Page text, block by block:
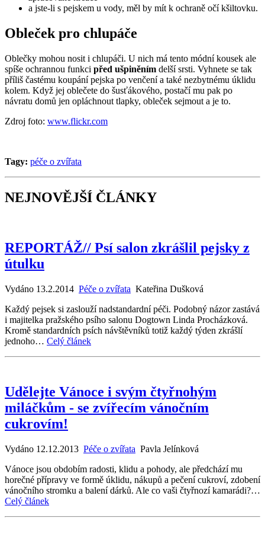
a jste-li s pejskem u vody, měl by mít k ochraně očí kšiltovku.
Obleček pro chlupáče
Oblečky mohou nosit i chlupáči. U nich má tento módní kousek ale
spíše ochrannou funkci před ušpiněním delší srsti. Vyhnete se tak
příliš častému koupání pejska po venčení a také nezbytnému úklidu
kolem. Když jej oblečete do šusťákového, postačí mu pak po
návratu domů jen opláchnout tlapky, obleček sejmout a je to.
Zdroj foto: www.flickr.com
Tagy: péče o zvířata
NEJNOVĚJŠÍ ČLÁNKY
REPORTÁŽ// Psí salon zkrášlil pejsky z
útulku
Vydáno 13.2.2014 Péče o zvířata Kateřina Dušková
Každý pejsek si zaslouží nadstandardní péči. Podobný názor zastává
i majitelka pražského psího salonu Dogtown Linda Procházková.
Kromě standardních psích návštěvníků totiž každý týden zkrášlí
jednoho… Celý článek
Udělejte Vánoce i svým čtyřnohým
miláčkům - se zvířecím vánočním
cukrovím!
Vydáno 12.12.2013 Péče o zvířata Pavla Jelínková
Vánoce jsou obdobím radosti, klidu a pohody, ale předchází mu
horečné přípravy ve formě úklidu, nákupů a pečení cukroví, zdobení
vánočního stromku a balení dárků. Ale co vaši čtyřnozí kamarádi?…
Celý článek